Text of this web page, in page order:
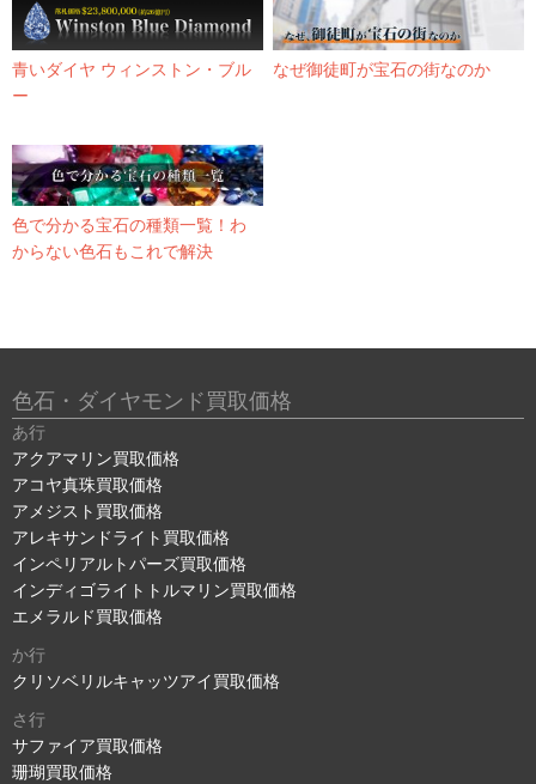
青いダイヤ ウィンストン・ブル
ー
なぜ御徒町が宝石の街なのか
色で分かる宝石の種類一覧！わ
からない色石もこれで解決
色石・ダイヤモンド買取価格
あ行
アクアマリン買取価格
アコヤ真珠買取価格
アメジスト買取価格
アレキサンドライト買取価格
インペリアルトパーズ買取価格
インディゴライトトルマリン買取価格
エメラルド買取価格
か行
クリソベリルキャッツアイ買取価格
さ行
サファイア買取価格
珊瑚買取価格